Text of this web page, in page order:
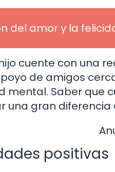
del amor y la
cuente con una
de amigos
mental. Saber que
una gran diferencia
positivas